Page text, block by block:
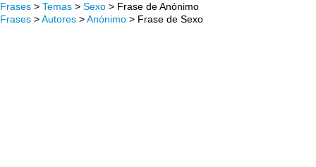
Frases > Temas > Sexo > Frase de Anónimo
Frases >Autores >Anónimo > Frase de Sexo